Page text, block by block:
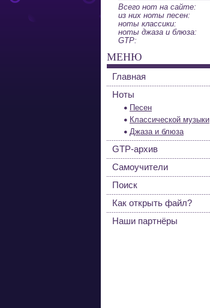
Всего нот на сайте:
из них ноты песен:
ноты классики:
ноты джаза и блюза:
GTP:
МЕНЮ
Главная
Ноты
Песен
Классической музыки
Джаза и блюза
GTP-архив
Самоучители
Поиск
Как открыть файл?
Наши партнёры